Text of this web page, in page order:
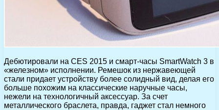
Дебютировали на CES 2015 и смарт-часы SmartWatch 3 в
«железном» исполнении. Ремешок из нержавеющей
стали придает устройству более солидный вид, делая его
больше похожим на классические наручные часы,
нежели на технологичный аксессуар. За счет
металлического браслета, правда, гаджет стал немного